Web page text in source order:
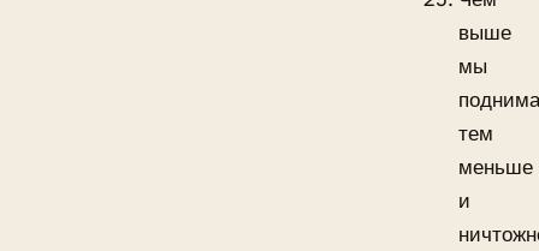
выше
мы
тем
меньше
и